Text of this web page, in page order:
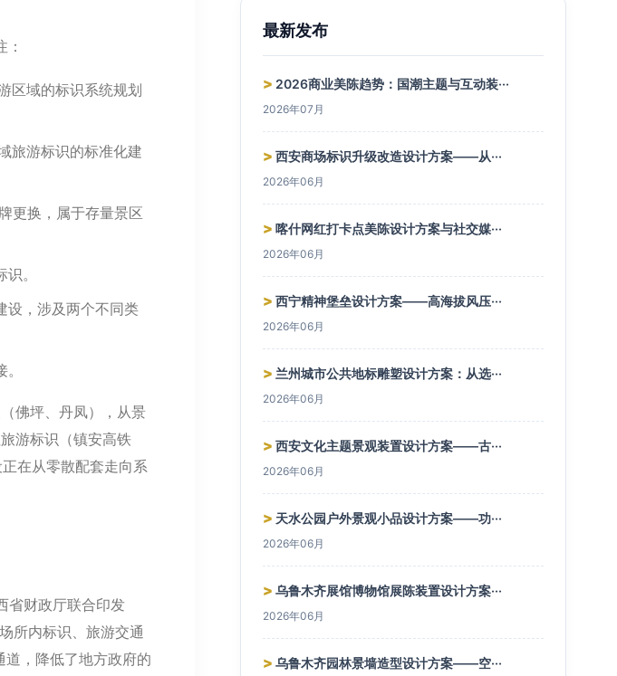
区域的标识系统规划
旅游标识的标准化建
更换，属于存量景区
。
，涉及两个不同类
佛坪、丹凤），从景
游标识（镇安高铁
在从零散配套走向系
省财政厅联合印发
所内标识、旅游交通
，降低了地方政府的
最新发布
> 2026商业美陈趋势：国潮主题与互动装···
2026年07月
> 西安商场标识升级改造设计方案——从···
2026年06月
> 喀什网红打卡点美陈设计方案与社交媒···
2026年06月
> 西宁精神堡垒设计方案——高海拔风压···
2026年06月
> 兰州城市公共地标雕塑设计方案：从选···
2026年06月
> 西安文化主题景观装置设计方案——古···
2026年06月
> 天水公园户外景观小品设计方案——功···
2026年06月
> 乌鲁木齐展馆博物馆展陈装置设计方案···
2026年06月
> 乌鲁木齐园林景墙造型设计方案——空···